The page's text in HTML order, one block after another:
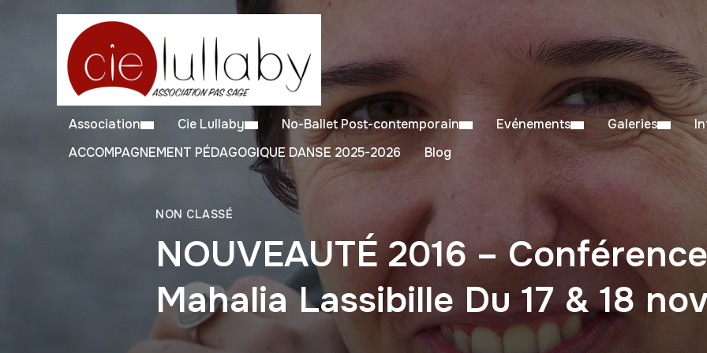
Association Cie Lullaby No-Ballet Post-contemporain Evénements Galeries
ACCOMPAGNEMENT PÉDAGOGIQUE DANSE 2025-2026
Blog
NON CLASSÉ
NOUVEAUTÉ 2016 –
Mahalia Lassibille Du 17 & 18